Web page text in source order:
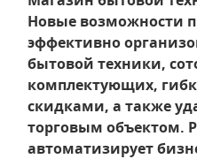
Новые возможности
эффективно
бытовой техники,
комплектующих,
скидками, а также
торговым объектом.
автоматизирует